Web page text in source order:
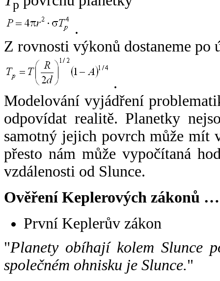
p
.
Z rovnosti výkonů dostaneme po
.
Modelování vyjádření
odpovídat realitě. Planetky
samotný jejich povrch může mít
přesto nám může vypočítaná
vzdálenosti od Slunce.
Ověření Keplerových zákonů …
První Keplerův zákon
"Planety obíhají kolem Slunce
společném ohnisku je Slunce."